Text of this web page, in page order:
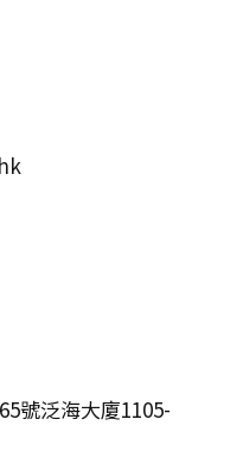
號泛海大廈1105-